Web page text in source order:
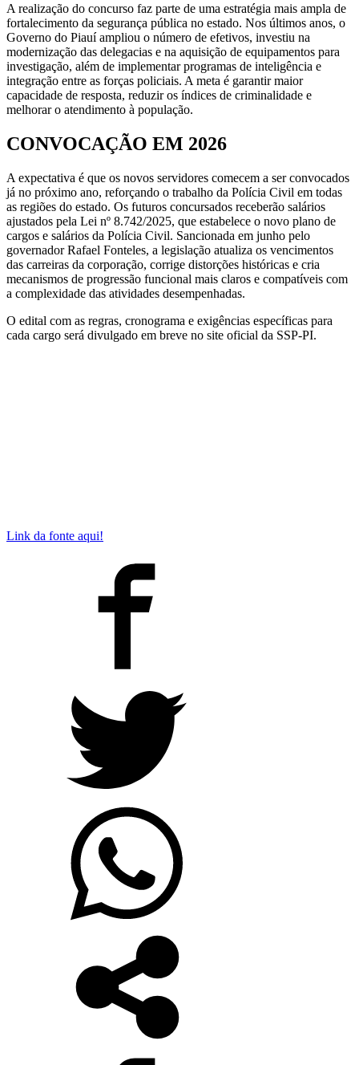
A realização do concurso faz parte de uma estratégia mais ampla de
fortalecimento da segurança pública no estado. Nos últimos anos, o
Governo do Piauí ampliou o número de efetivos, investiu na
modernização das delegacias e na aquisição de equipamentos para
investigação, além de implementar programas de inteligência e
integração entre as forças policiais. A meta é garantir maior
capacidade de resposta, reduzir os índices de criminalidade e
melhorar o atendimento à população.
CONVOCAÇÃO EM 2026
A expectativa é que os novos servidores comecem a ser convocados
já no próximo ano, reforçando o trabalho da Polícia Civil em todas
as regiões do estado. Os futuros concursados receberão salários
ajustados pela Lei nº 8.742/2025, que estabelece o novo plano de
cargos e salários da Polícia Civil. Sancionada em junho pelo
governador Rafael Fonteles, a legislação atualiza os vencimentos
das carreiras da corporação, corrige distorções históricas e cria
mecanismos de progressão funcional mais claros e compatíveis com
a complexidade das atividades desempenhadas.
O edital com as regras, cronograma e exigências específicas para
cada cargo será divulgado em breve no site oficial da SSP-PI.
Link da fonte aqui!